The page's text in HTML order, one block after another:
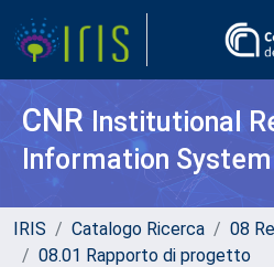
CNR Institutional
Information System
IRIS Catalogo Ricerca
08
08.01 Rapporto di progetto